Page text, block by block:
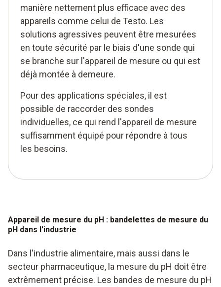
manière nettement plus efficace avec des
appareils comme celui de Testo. Les
solutions agressives peuvent être mesurées
en toute sécurité par le biais d'une sonde qui
se branche sur l'appareil de mesure ou qui est
déjà montée à demeure.
Pour des applications spéciales, il est
possible de raccorder des sondes
individuelles, ce qui rend l'appareil de mesure
suffisamment équipé pour répondre à tous
les besoins.
Appareil de mesure du pH : bandelettes de mesure du
pH dans l'industrie
Dans l'industrie alimentaire, mais aussi dans le
secteur pharmaceutique, la mesure du pH doit être
extrêmement précise. Les bandes de mesure du pH